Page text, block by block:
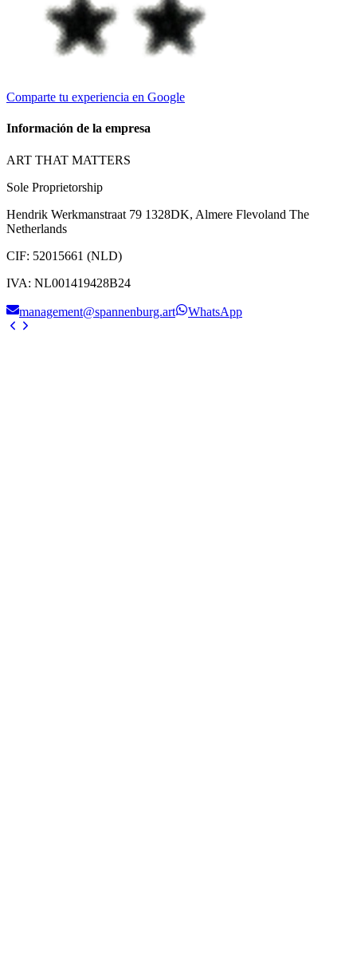
Comparte tu experiencia en Google
Información de la empresa
ART THAT MATTERS
Sole Proprietorship
Hendrik Werkmanstraat 79 1328DK, Almere Flevoland The
Netherlands
CIF: 52015661 (NLD)
IVA: NL001419428B24
management@spannenburg.art WhatsApp